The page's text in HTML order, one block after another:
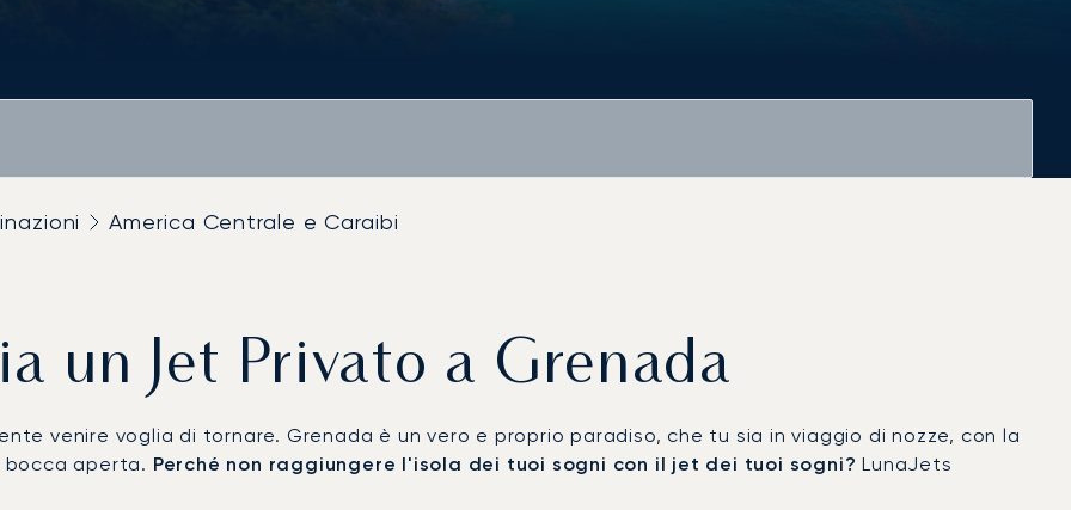
America Centrale e Caraibi
un Jet Privato a Grenada
venire voglia di tornare. Grenada è un vero e proprio paradiso, che tu sia in viaggio di nozze, con la
bocca aperta. Perché non raggiungere l'isola dei tuoi sogni con il jet dei tuoi sogni? LunaJets